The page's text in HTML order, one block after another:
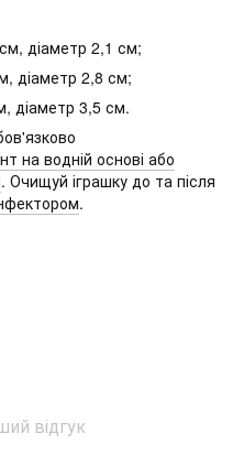
діаметр 2,1 см;
діаметр 2,8 см;
діаметр 3,5 см.
на водній основі або
. Очищуй іграшку до та після
.
відгук